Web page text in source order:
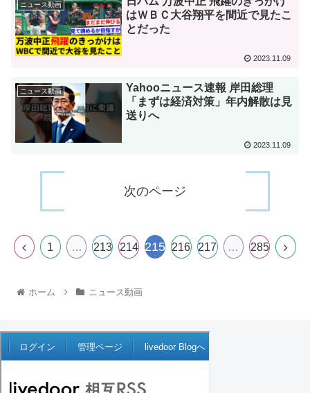
ニュース動画
はＷＢＣ大谷翔平を間近で見たこ
とだった
2023.11.09
ニュース動画
Yahooニュース速報 岸田総理
「まずは経済対策」年内解散は見
送りへ
2023.11.09
次のページ
1 … 213 214 215 216 217 … 285
ホーム ニュース動画